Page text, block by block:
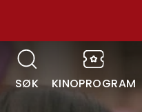
SØK KINOPROGRAM